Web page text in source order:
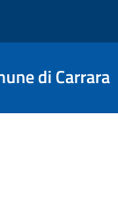
di Carrara